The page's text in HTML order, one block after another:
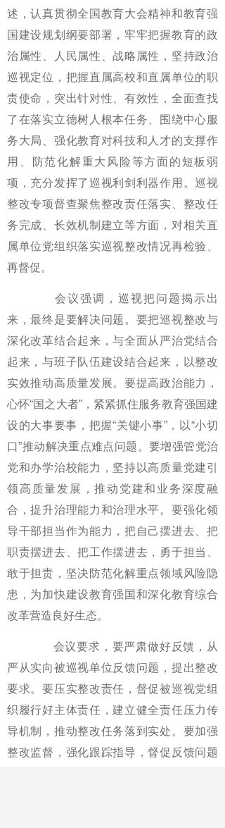
述，认真贯彻全国教育大会精神和教育强
国建设规划纲要部署，牢牢把握教育的政
治属性、人民属性、战略属性，坚持政治
巡视定位，把握直属高校和直属单位的职
责使命，突出针对性、有效性，全面查找
了在落实立德树人根本任务、围绕中心服
务大局、强化教育对科技和人才的支撑作
用、防范化解重大风险等方面的短板弱
项，充分发挥了巡视利剑利器作用。巡视
整改专项督查聚焦整改责任落实、整改任
务完成、长效机制建立等方面，对相关直
属单位党组织落实巡视整改情况再检验、
再督促。
会议强调，巡视把问题揭示出
来，最终是要解决问题。要把巡视整改与
深化改革结合起来，与全面从严治党结合
起来，与班子队伍建设结合起来，以整改
实效推动高质量发展。要提高政治能力，
心怀“国之大者”，紧紧抓住服务教育强国建
设的大事要事，把握“关键小事”，以“小切
口”推动解决重点难点问题。要增强管党治
党和办学治校能力，坚持以高质量党建引
领高质量发展，推动党建和业务深度融
合，提升治理能力和治理水平。要强化领
导干部担当作为能力，把自己摆进去、把
职责摆进去、把工作摆进去，勇于担当、
敢于担责，坚决防范化解重点领域风险隐
患，为加快建设教育强国和深化教育综合
改革营造良好生态。
会议要求，要严肃做好反馈，从
严从实向被巡视单位反馈问题，提出整改
要求。要压实整改责任，督促被巡视党组
织履行好主体责任，建立健全责任压力传
导机制，推动整改任务落到实处。要加强
整改监督，强化跟踪指导，督促反馈问题